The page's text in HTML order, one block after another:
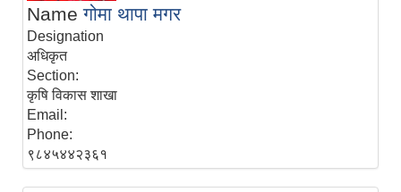
Name गोमा थापा मगर
Designation
अधिकृत
Section:
कृषि विकास शाखा
Email:
Phone:
९८४५४४२३६१